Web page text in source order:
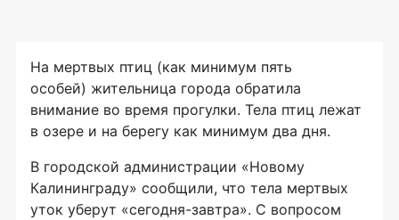
На мертвых птиц (как минимум пять
особей) жительница города обратила
внимание во время прогулки. Тела птиц лежат
в озере и на берегу как минимум два дня.
В городской администрации «Новому
Калининграду» сообщили, что тела мертвых
уток уберут «сегодня-завтра». С вопросом